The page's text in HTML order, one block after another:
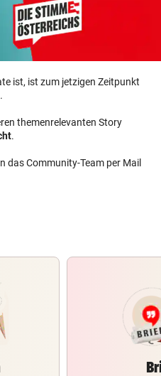
ist, ist zum jetzigen Zeitpunkt
themenrelevanten Story
.
das Community-Team per Mail